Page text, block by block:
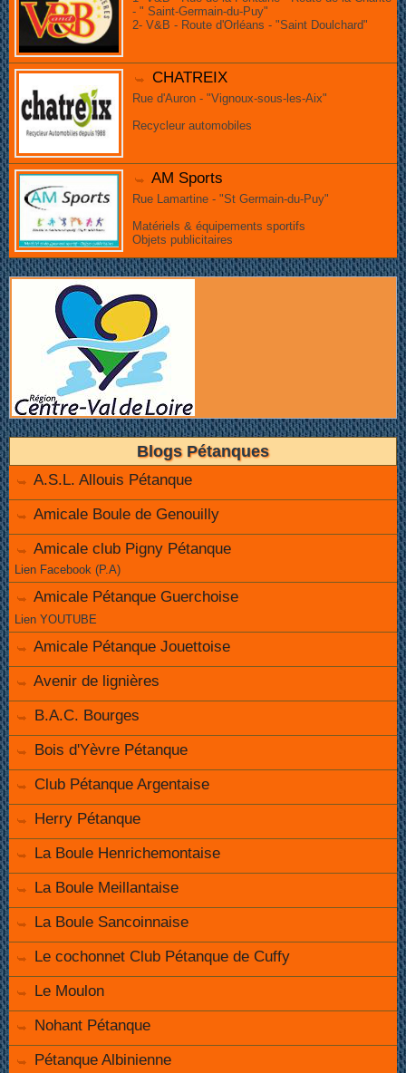
- " Saint-Germain-du-Puy"
2- V&B - Route d'Orléans - "Saint Doulchard"
CHATREIX
Rue d'Auron - "Vignoux-sous-les-Aix"
Recycleur automobiles
AM Sports
Rue Lamartine - "St Germain-du-Puy"
Matériels & équipements sportifs
Objets publicitaires
Blogs Pétanques
A.S.L. Allouis Pétanque
Amicale Boule de Genouilly
Amicale club Pigny Pétanque
Lien Facebook (P.A)
Amicale Pétanque Guerchoise
Lien YOUTUBE
Amicale Pétanque Jouettoise
Avenir de lignières
B.A.C. Bourges
Bois d'Yèvre Pétanque
Club Pétanque Argentaise
Herry Pétanque
La Boule Henrichemontaise
La Boule Meillantaise
La Boule Sancoinnaise
Le cochonnet Club Pétanque de Cuffy
Le Moulon
Nohant Pétanque
Pétanque Albinienne